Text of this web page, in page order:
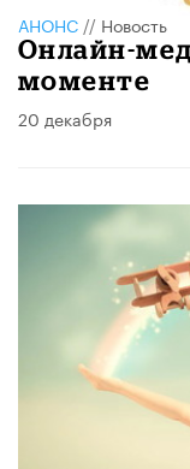
АНОНС // Новость
Онлайн-
моменте
20 декабря